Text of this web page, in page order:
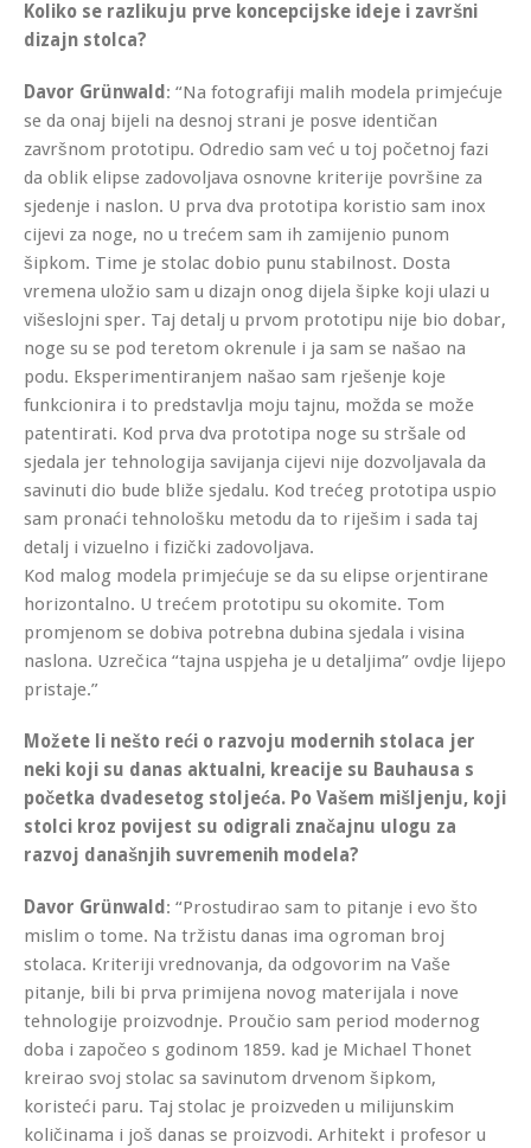
Koliko se razlikuju prve koncepcijske ideje i završni
dizajn stolca?
Davor Grünwald : “Na fotografiji malih modela primjećuje
se da onaj bijeli na desnoj strani je posve identičan
završnom prototipu. Odredio sam već u toj početnoj fazi
da oblik elipse zadovoljava osnovne kriterije površine za
sjedenje i naslon. U prva dva prototipa koristio sam inox
cijevi za noge, no u trećem sam ih zamijenio punom
šipkom. Time je stolac dobio punu stabilnost. Dosta
vremena uložio sam u dizajn onog dijela šipke koji ulazi u
višeslojni sper. Taj detalj u prvom prototipu nije bio dobar,
noge su se pod teretom okrenule i ja sam se našao na
podu. Eksperimentiranjem našao sam rješenje koje
funkcionira i to predstavlja moju tajnu, možda se može
patentirati. Kod prva dva prototipa noge su stršale od
sjedala jer tehnologija savijanja cijevi nije dozvoljavala da
savinuti dio bude bliže sjedalu. Kod trećeg prototipa uspio
sam pronaći tehnološku metodu da to riješim i sada taj
detalj i vizuelno i fizički zadovoljava.
Kod malog modela primjećuje se da su elipse orjentirane
horizontalno. U trećem prototipu su okomite. Tom
promjenom se dobiva potrebna dubina sjedala i visina
naslona. Uzrečica “tajna uspjeha je u detaljima” ovdje lijepo
pristaje.”
Možete li nešto reći o razvoju modernih stolaca jer
neki koji su danas aktualni, kreacije su Bauhausa s
početka dvadesetog stoljeća. Po Vašem mišljenju, koji
stolci kroz povijest su odigrali značajnu ulogu za
razvoj današnjih suvremenih modela?
Davor Grünwald : “Prostudirao sam to pitanje i evo što
mislim o tome. Na tržistu danas ima ogroman broj
stolaca. Kriteriji vrednovanja, da odgovorim na Vaše
pitanje, bili bi prva primijena novog materijala i nove
tehnologije proizvodnje. Proučio sam period modernog
doba i započeo s godinom 1859. kad je Michael Thonet
kreirao svoj stolac sa savinutom drvenom šipkom,
koristeći paru. Taj stolac je proizveden u milijunskim
količinama i još danas se proizvodi. Arhitekt i profesor u